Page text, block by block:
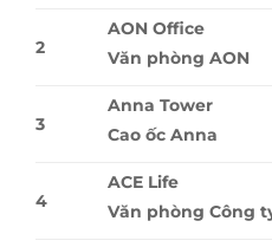
2
AON Office
Văn phòng AON
3
Anna Tower
Cao ốc Anna
4
ACE Life
Văn phòng Công